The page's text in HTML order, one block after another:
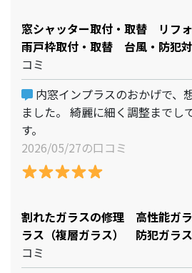
窓シャッター取付・取替 リフ
雨戸枠取付・取替 台風・防犯
コミ
内窓インプラスのおかげで、
ました。 綺麗に細く調整までし
す。
2026/05/27の口コミ
割れたガラスの修理 高性能ガ
ラス（複層ガラス） 防犯ガラ
コミ